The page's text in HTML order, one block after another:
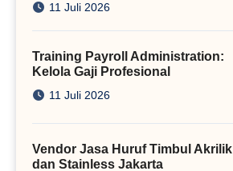
11 Juli 2026
Training Payroll Administration:
Kelola Gaji Profesional
11 Juli 2026
Vendor Jasa Huruf Timbul Akrilik
dan Stainless Jakarta